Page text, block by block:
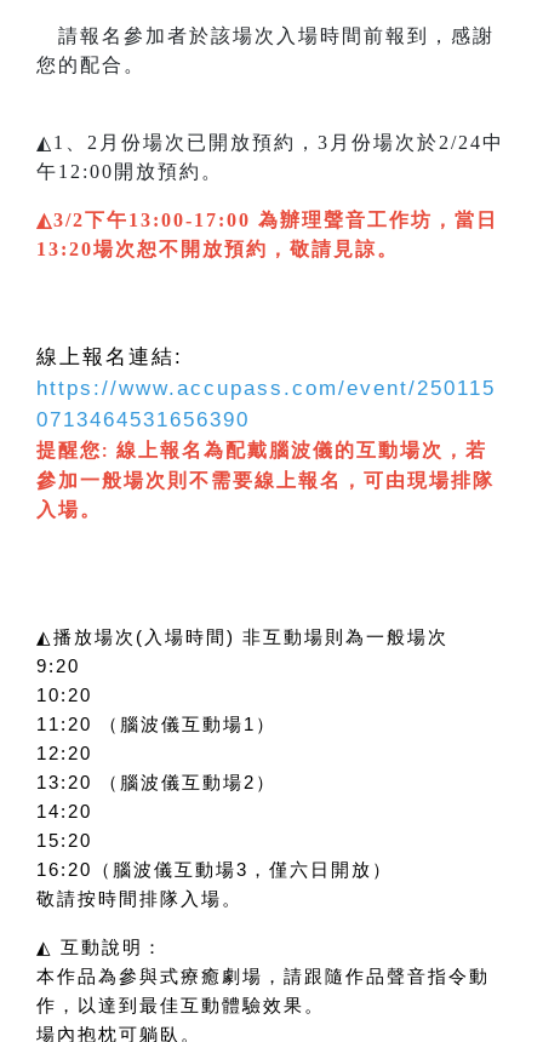
請報名參加者於該場次入場時間前報到，感謝
您的配合。
◭1、2月份場次已開放預約，3月份場次於2/24中
午12:00開放預約。
◭3/2下午13:00-17:00 為辦理聲音工作坊，當日
13:20場次恕不開放預約，敬請見諒。
線上報名連結:
https://www.accupass.com/event/250115
0713464531656390
提醒您: 線上報名為配戴腦波儀的互動場次，若
參加一般場次則不需要線上報名，可由現場排隊
入場。
◭ 播放場次(入場時間) 非互動場則為一般場次
9:20
10:20
11:20 （腦波儀互動場1）
12:20
13:20 （腦波儀互動場2）
14:20
15:20
16:20（腦波儀互動場3，僅六日開放）
敬請按時間排隊入場。
◭ 互動說明：
本作品為參與式療癒劇場，請跟隨作品聲音指令動
作，以達到最佳互動體驗效果。
場內抱枕可躺臥。